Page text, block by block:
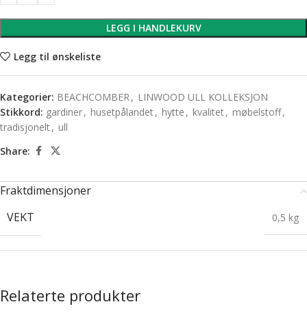
LEGG I HANDLEKURV
Legg til ønskeliste
Kategorier: BEACHCOMBER, LINWOOD ULL KOLLEKSJON
Stikkord: gardiner, husetpålandet, hytte , kvalitet, møbelstoff,
tradisjonelt, ull
Share:
Fraktdimensjoner
VEKT
0,5 kg
Relaterte produkter